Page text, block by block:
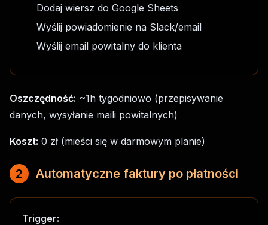
Dodaj wiersz do Google Sheets
Wyślij powiadomienie na Slack/email
Wyślij email powitalny do klienta
Oszczędność: ~1h tygodniowo (przepisywanie
danych, wysyłanie maili powitalnych)
Koszt: 0 zł (mieści się w darmowym planie)
2 Automatyczne faktury po płatności
Trigger: